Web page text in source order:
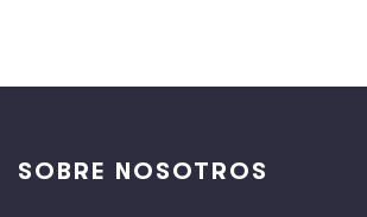
SOBRE NOSOTROS